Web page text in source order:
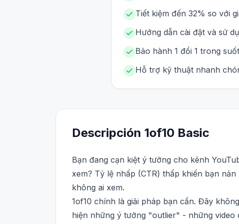
Tiết kiệm đến 32% so với
Hướng dẫn cài đặt và sử
Bảo hành 1 đổi 1 trong
Hỗ trợ kỹ thuật nhanh
Descripción 1of10 Basic
Bạn đang cạn kiệt ý tưởng cho kênh
xem? Tỷ lệ nhấp (CTR) thấp khiến bạn
không ai xem.
1of10 chính là giải pháp bạn cần. Đây
hiện những ý tưởng "outlier" - những video